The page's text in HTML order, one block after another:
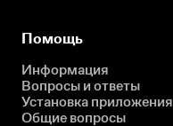
Помощь
Информация
Вопросы и ответы
Установка приложения
Общие вопросы